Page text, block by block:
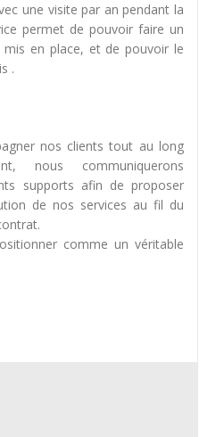
une visite par an pendant la
permet de pouvoir faire un
en place, et de pouvoir le
.
nos clients tout au long
nous communiquerons
supports afin de proposer
de nos services au fil du
comme un véritable